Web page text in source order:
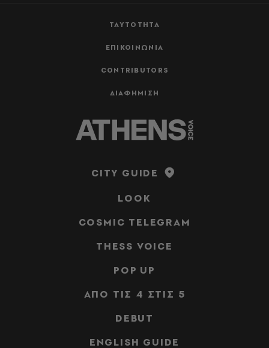
ΤΑΥΤΟΤΗΤΑ
ΕΠΙΚΟΙΝΩΝΙΑ
CONTRIBUTORS
ΔΙΑΦΗΜΙΣΗ
CITY GUIDE
LOOK
COSMIC TELEGRAM
THESS VOICE
POP UP
ΑΠΟ ΤΙΣ 4 ΣΤΙΣ 5
DEBUT
ENGLISH GUIDE